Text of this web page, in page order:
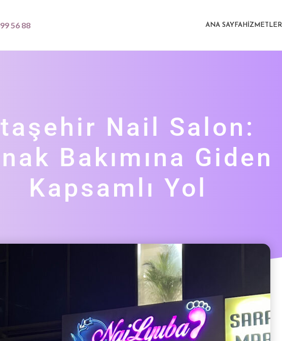
56 88 ANA SAYFA HIZMETLER
Nail Salon:
Bakımına Giden
Kapsamlı Yol